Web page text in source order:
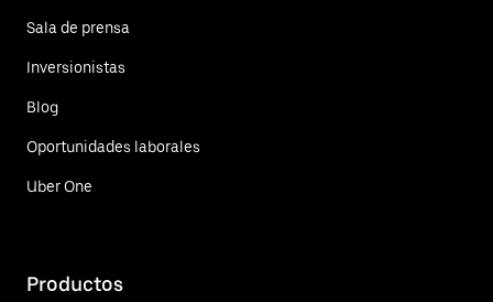
Sala de prensa
Inversionistas
Blog
Oportunidades laborales
Uber One
Productos